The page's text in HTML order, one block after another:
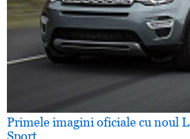
Primele imagini oficiale cu noul